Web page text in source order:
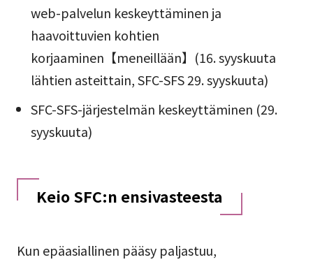
web-palvelun keskeyttäminen ja
haavoittuvien kohtien
korjaaminen【meneillään】(16. syyskuuta
lähtien asteittain, SFC-SFS 29. syyskuuta)
SFC-SFS-järjestelmän keskeyttäminen (29.
syyskuuta)
Keio SFC:n ensivasteesta
Kun epäasiallinen pääsy paljastuu,